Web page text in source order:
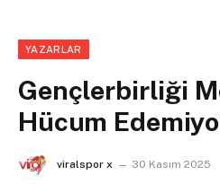
YAZARLAR
Gençlerbirliği
Hücum
viralspor x 30 Kasım 2025